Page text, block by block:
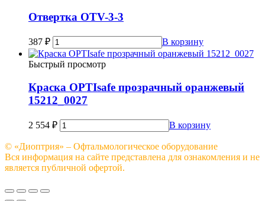
Отвертка OTV-3-3
387 ₽ В корзину
Быстрый просмотр
Краска OPTIsafe прозрачный оранжевый
15212_0027
2 554 ₽ В корзину
© «Диоптрия» – Офтальмологическое оборудование
Вся информация на сайте представлена для ознакомления и не
является публичной офертой.